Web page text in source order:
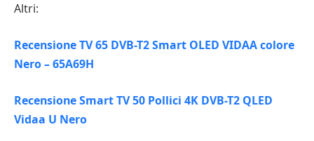
Altri:
Recensione TV 65 DVB-T2 Smart OLED VIDAA colore
Nero – 65A69H
Recensione Smart TV 50 Pollici 4K DVB-T2 QLED
Vidaa U Nero